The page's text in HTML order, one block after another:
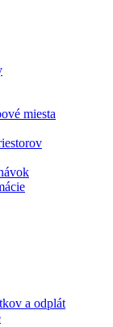
miesta
a odplát